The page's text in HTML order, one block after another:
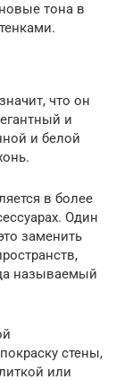
тона в
что он
и
и белой
в более
Один
заменить
называемый
стены,
или